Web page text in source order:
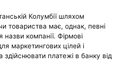
Колумбії шляхом
товариства має, однак, певні
компанії. Фірмові
маркетингових цілей і
платежі в банку від